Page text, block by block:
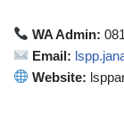
WA Admin:
Email:
Website: